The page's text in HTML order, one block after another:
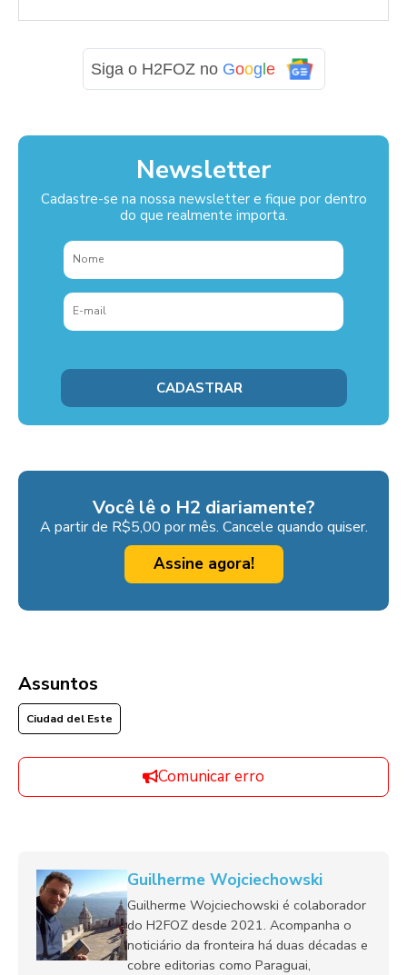
Siga o H2FOZ no Goog e
Newsletter
Cadastre-se na nossa newsletter e fique por dentro
do que realmente importa.
Você lê o H2 diariamente?
A partir de R$5,00 por mês. Cancele quando quiser.
Assine agora!
Assuntos
Ciudad del Este
Comunicar erro
Guilherme Wojciechowski
Guilherme Wojciechowski é colaborador
do H2FOZ desde 2021. Acompanha o
noticiário da fronteira há duas décadas e
cobre editorias como Paraguai,